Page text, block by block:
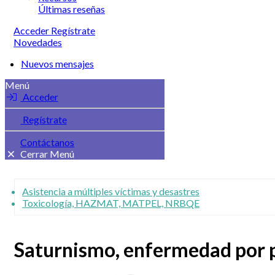
Últimas reseñas
Acceder Regístrate
Novedades
Nuevos mensajes
Menú
Acceder
Regístrate
Contáctanos
Cerrar Menú
Asistencia a múltiples víctimas y desastres
Toxicología, HAZMAT, MATPEL, NRBQE
Saturnismo, enfermedad por